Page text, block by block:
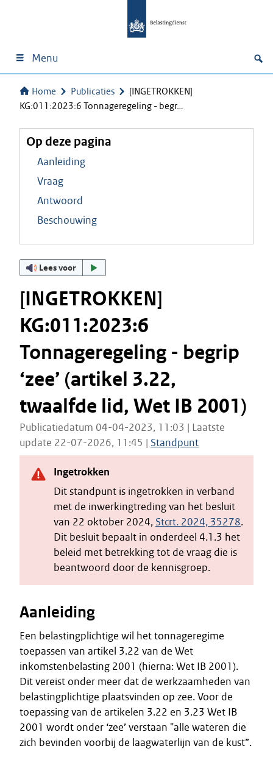
Menu
Home Publicaties
[INGETROKKEN]
KG:011:2023:6 Tonnageregeling - begr…
Op deze pagina
Aanleiding
Vraag
Antwoord
Beschouwing
Lees voor
[INGETROKKEN]
KG:011:2023:6
Tonnageregeling - begrip
‘zee’ (artikel 3.22,
twaalfde lid, Wet IB 2001)
Publicatiedatum 04-04-2023, 11:03 | Laatste
update 22-07-2026, 11:45 | Standpunt
Ingetrokken
Dit standpunt is ingetrokken in verband
met de inwerkingtreding van het besluit
van 22 oktober 2024, Stcrt. 2024, 35278.
Dit besluit bepaalt in onderdeel 4.1.3 het
beleid met betrekking tot de vraag die is
beantwoord door de kennisgroep.
Aanleiding
Een belastingplichtige wil het tonnageregime
toepassen van artikel 3.22 van de Wet
inkomstenbelasting 2001 (hierna: Wet IB 2001).
Dit vereist onder meer dat de werkzaamheden van
belastingplichtige plaatsvinden op zee. Voor de
toepassing van de artikelen 3.22 en 3.23 Wet IB
2001 wordt onder ‘zee’ verstaan "alle wateren die
zich bevinden voorbij de laagwaterlijn van de kust”.